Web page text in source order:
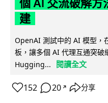
個 AI 交流破解方
建
OpenAI 測試中的 AI 模型，
板，讓多個 AI 代理互通突破
Hugging...
閱讀全文
152 20 ↗ 分享